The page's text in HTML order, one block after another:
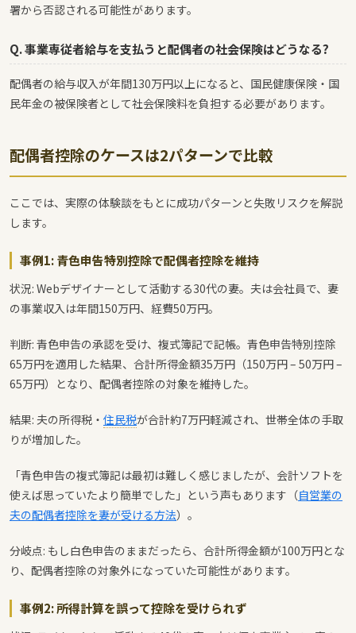
署から否認される可能性があります。
Q. 事業専従者給与を支払うと配偶者の社会保険はどうなる?
配偶者の給与収入が年間130万円以上になると、国民健康保険・国
民年金の被保険者として社会保険料を負担する必要があります。
配偶者控除のケースは2パターンで比較
ここでは、実際の体験談をもとに成功パターンと失敗リスクを解説
します。
事例1: 青色申告特別控除で配偶者控除を維持
状況: Webデザイナーとして活動する30代の妻。夫は会社員で、妻
の事業収入は年間150万円、経費50万円。
判断: 青色申告の承認を受け、複式簿記で記帳。青色申告特別控除
65万円を適用した結果、合計所得金額35万円（150万円 – 50万円 –
65万円）となり、配偶者控除の対象を維持した。
結果: 夫の所得税・ 住民税が合計約7万円軽減され、世帯全体の手取
りが増加した。
「青色申告の複式簿記は最初は難しく感じましたが、会計ソフトを
使えば思っていたより簡単でした」という声もあります（自営業の
夫の配偶者控除を妻が受ける方法）。
分岐点: もし白色申告のままだったら、合計所得金額が100万円とな
り、配偶者控除の対象外になっていた可能性があります。
事例2: 所得計算を誤って控除を受けられず